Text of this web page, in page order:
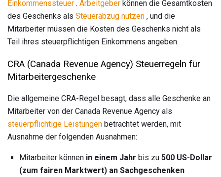
Einkommenssteuer . Arbeitgeber können die Gesamtkosten
des Geschenks als Steuerabzug nutzen , und die
Mitarbeiter müssen die Kosten des Geschenks nicht als
Teil ihres steuerpflichtigen Einkommens angeben.
CRA (Canada Revenue Agency) Steuerregeln für
Mitarbeitergeschenke
Die allgemeine CRA-Regel besagt, dass alle Geschenke an
Mitarbeiter von der Canada Revenue Agency als
steuerpflichtige Leistungen betrachtet werden, mit
Ausnahme der folgenden Ausnahmen:
Mitarbeiter können in einem Jahr bis zu 500 US-Dollar
(zum fairen Marktwert) an Sachgeschenken